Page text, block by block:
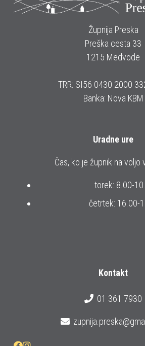
Župnija Preska
Preška cesta 33
1215 Medvode
TRR: SI56 0430 2000
Banka: Nova KBM
Uradne ure
Čas, ko je župnik na voljo
torek: 8.00-
četrtek: 16.00-
Kontakt
01 361 7930